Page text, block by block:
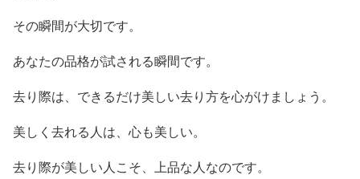
その瞬間が大切です。
あなたの品格が試される瞬間です。
去り際は、できるだけ美しい去り方を心がけましょう。
美しく去れる人は、心も美しい。
去り際が美しい人こそ、上品な人なのです。